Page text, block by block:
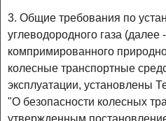
3. Общие требования по
углеводородного газа (далее
компримированного
колесные транспортные
эксплуатации, установлены
"О безопасности колесных
утвержденным